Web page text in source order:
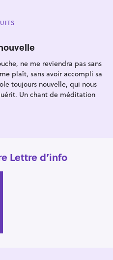
ne me reviendra pas sans
plaît, sans avoir accompli sa
toujours nouvelle, qui nous
Un chant de méditation
Lettre d’info